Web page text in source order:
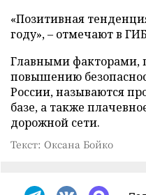
«Позитивная
году», – отмечают в
Главными факторами,
повышению
России, называются
базе, а также
дорожной сети.
Текст: Оксана Бойко